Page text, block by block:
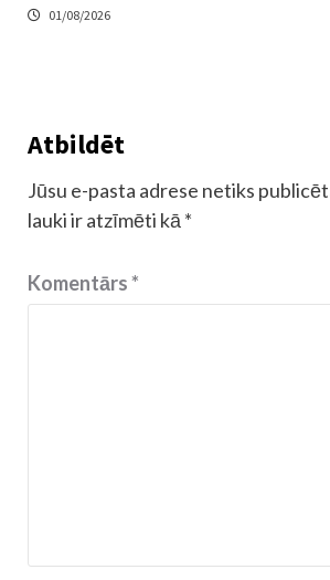
01/08/2026
Atbildēt
Jūsu e-pasta adrese netiks
lauki ir atzīmēti kā *
Komentārs*